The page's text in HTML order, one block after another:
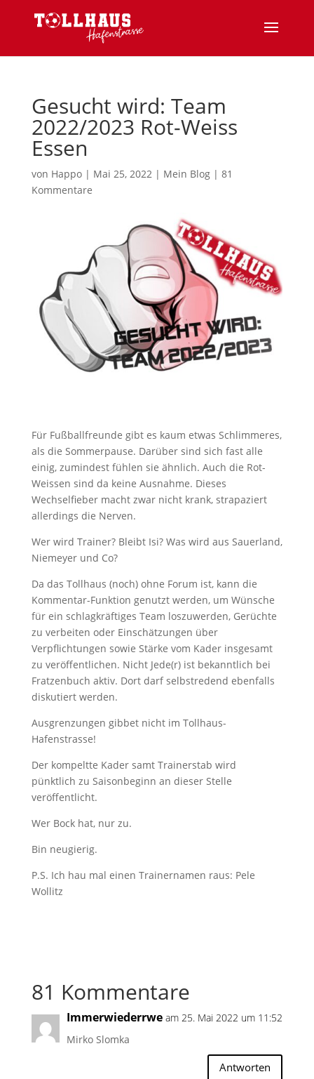
Gesucht wird: Team
2022/2023 Rot-Weiss
Essen
von Happo| Mai 25, 2022| Mein Blog| 81
Kommentare
Für Fußballfreunde gibt es kaum etwas Schlimmeres,
als die Sommerpause. Darüber sind sich fast alle
einig, zumindest fühlen sie ähnlich. Auch die Rot-
Weissen sind da keine Ausnahme. Dieses
Wechselfieber macht zwar nicht krank, strapaziert
allerdings die Nerven.
Wer wird Trainer? Bleibt Isi? Was wird aus Sauerland,
Niemeyer und Co?
Da das Tollhaus (noch) ohne Forum ist, kann die
Kommentar-Funktion genutzt werden, um Wünsche
für ein schlagkräftiges Team loszuwerden, Gerüchte
zu verbeiten oder Einschätzungen über
Verpflichtungen sowie Stärke vom Kader insgesamt
zu veröffentlichen. Nicht Jede(r) ist bekanntlich bei
Fratzenbuch aktiv. Dort darf selbstredend ebenfalls
diskutiert werden.
Ausgrenzungen gibbet nicht im Tollhaus-
Hafenstrasse!
Der kompeltte Kader samt Trainerstab wird
pünktlich zu Saisonbeginn an dieser Stelle
veröffentlicht.
Wer Bock hat, nur zu.
Bin neugierig.
P.S. Ich hau mal einen Trainernamen raus: Pele
Wollitz
81 Kommentare
Immerwiederrwe am 25. Mai 2022 um 11:52
Mirko Slomka
Antworten